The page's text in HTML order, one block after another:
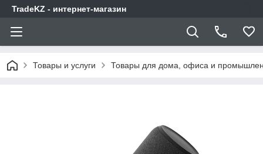
TradeKZ - интернет-магазин
Товары и услуги Товары для дома, офиса и